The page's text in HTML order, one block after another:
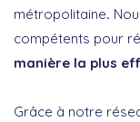
métropolitaine.
compétents pour
manière la plus
Grâce à notre